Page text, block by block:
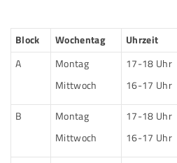
Block Wochentag Uhrzeit
A
Montag
Mittwoch
17-18 Uhr
16-17 Uhr
B
Montag
Mittwoch
17-18 Uhr
16-17 Uhr